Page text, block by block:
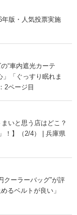
版・人気投票実施
“車内遮光カーテ
「ぐっすり眠れま
2ページ目
いと思う店はどこ？
！】（2/4） | 兵庫県
クーラーバッグ”が評
るベルトが良い」